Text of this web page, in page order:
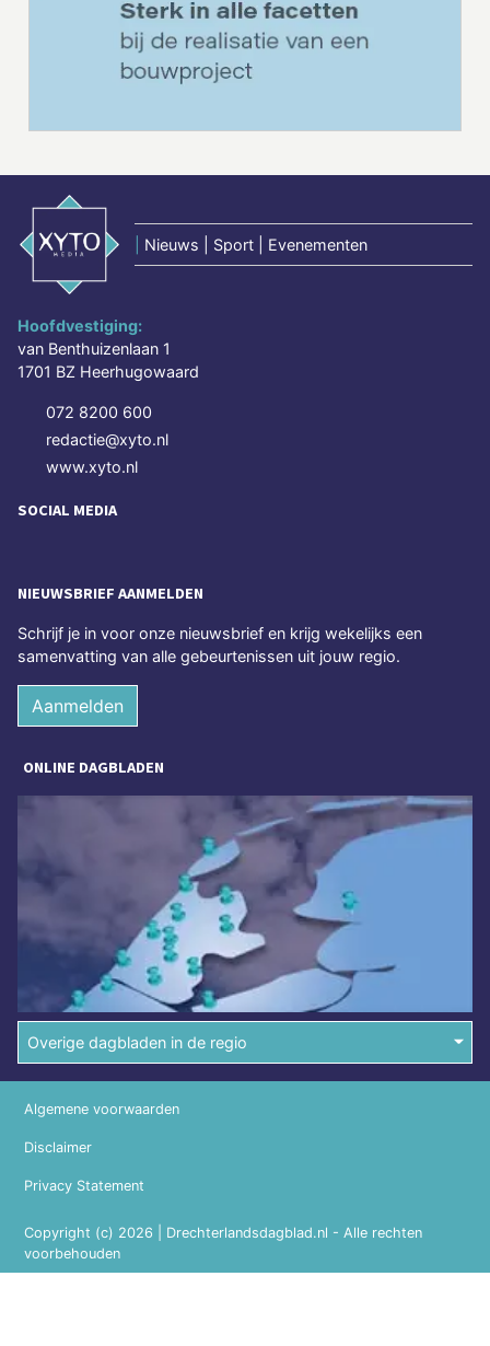
Nieuws | Sport | Evenementen
Hoofdvestiging:
van Benthuizenlaan 1
1701 BZ Heerhugowaard
072 8200 600
redactie@xyto.nl
www.xyto.nl
SOCIAL MEDIA
NIEUWSBRIEF AANMELDEN
Schrijf je in voor onze nieuwsbrief en krijg wekelijks een
samenvatting van alle gebeurtenissen uit jouw regio.
Aanmelden
ONLINE DAGBLADEN
Overige dagbladen in de regio
Copyright (c) 2026 | Drechterlandsdagblad.nl - Alle rechten
voorbehouden
Algemene voorwaarden
Disclaimer
Privacy Statement